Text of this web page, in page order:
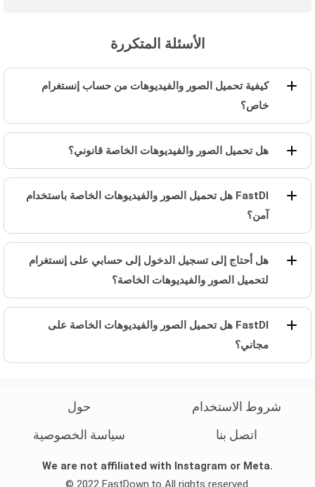
الأسئلة المتكررة
كيفية تحميل الصور والفيديوهات من حساب إنستغرام
خاص؟
هل تحميل الصور والفيديوهات الخاصة قانوني؟
هل تحميل الصور والفيديوهات الخاصة باستخدام FastDl
آمن؟
هل أحتاج إلى تسجيل الدخول إلى حسابي على إنستغرام
لتحميل الصور والفيديوهات الخاصة؟
هل تحميل الصور والفيديوهات الخاصة على FastDl
مجاني؟
حول
شروط الاستخدام
سياسة الخصوصية
اتصل بنا
We are not affiliated with Instagram or Meta.
© 2022 FastDown.to All rights reserved.